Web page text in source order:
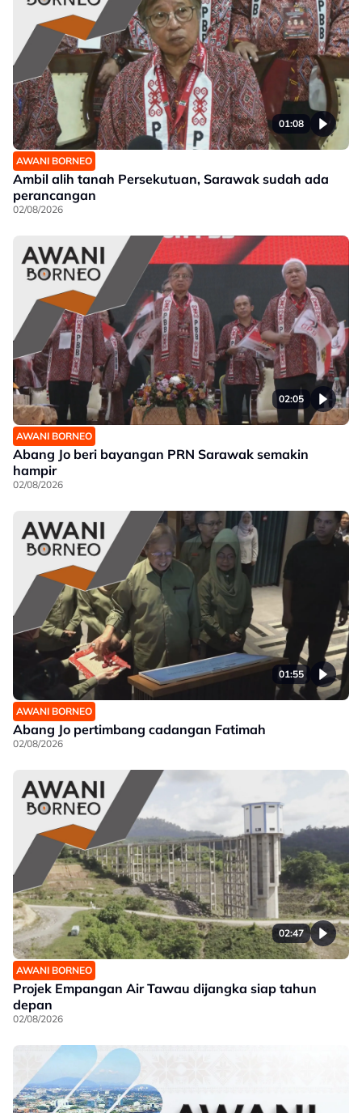
01:08
AWANI BORNEO
Ambil alih tanah Persekutuan, Sarawak sudah ada
perancangan
02/08/2026
02:05
AWANI BORNEO
Abang Jo beri bayangan PRN Sarawak semakin
hampir
02/08/2026
01:55
AWANI BORNEO
Abang Jo pertimbang cadangan Fatimah
02/08/2026
02:47
AWANI BORNEO
Projek Empangan Air Tawau dijangka siap tahun
depan
02/08/2026